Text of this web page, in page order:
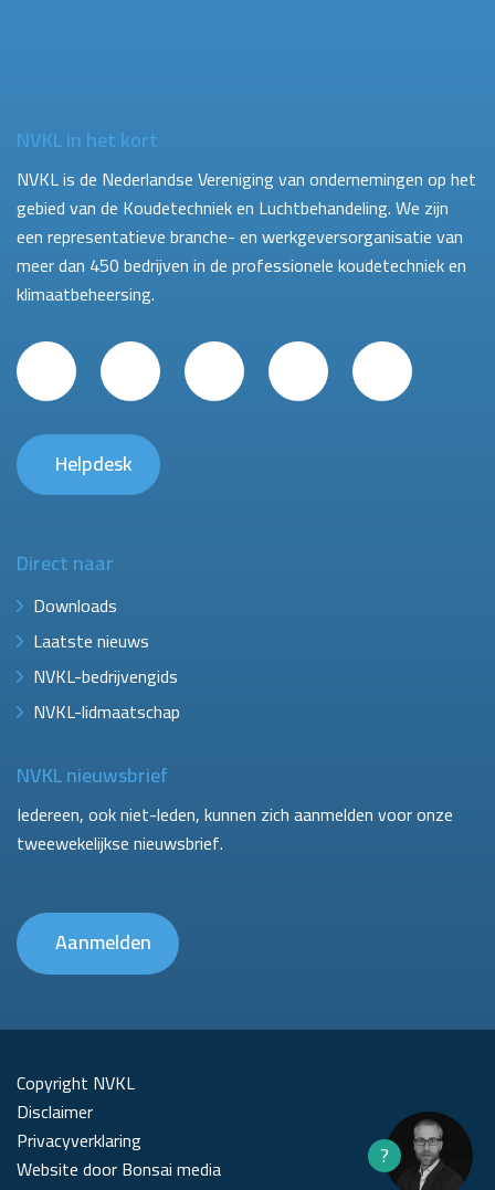
NVKL in het kort
NVKL is de Nederlandse Vereniging van ondernemingen op het
gebied van de Koudetechniek en Luchtbehandeling. We zijn
een representatieve branche- en werkgeversorganisatie van
meer dan 450 bedrijven in de professionele koudetechniek en
klimaatbeheersing.
Helpdesk
Direct naar
Downloads
Laatste nieuws
NVKL-bedrijvengids
NVKL-lidmaatschap
NVKL nieuwsbrief
Iedereen, ook niet-leden, kunnen zich aanmelden voor onze
tweewekelijkse nieuwsbrief.
Aanmelden
Copyright NVKL
Disclaimer
Privacyverklaring
Website door Bonsai media
?